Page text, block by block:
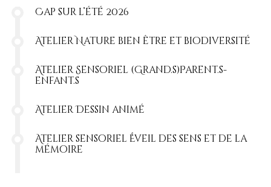
Cap sur l’été 2026
Atelier Nature bien être et biodiversité
Atelier Sensoriel (Grand.s)Parent.s-
enfant.s
Atelier Dessin animé
Atelier sensoriel Éveil des sens et de la
mémoire